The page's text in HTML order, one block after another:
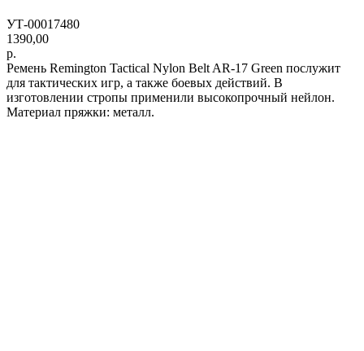
УТ-00017480
1390,00
р.
Ремень Remington Tactical Nylon Belt AR-17 Green послужит
для тактических игр, а также боевых действий. В
изготовлении стропы применили высокопрочный нейлон.
Материал пряжки: металл.